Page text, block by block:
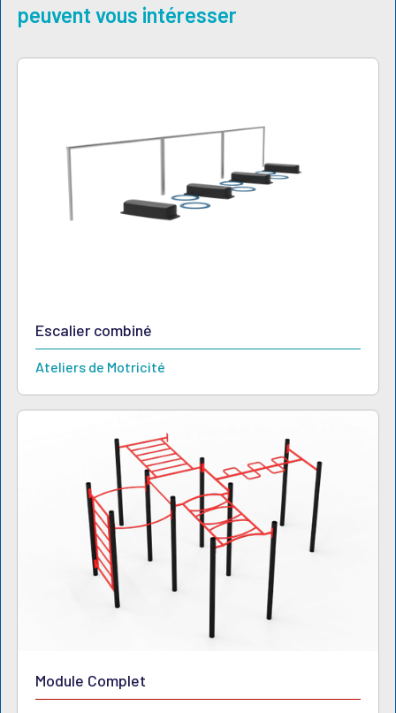
peuvent vous intéresser
Escalier combiné
Ateliers de Motricité
Module Complet